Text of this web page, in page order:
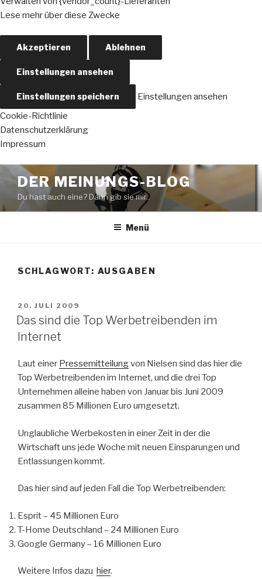
Lese mehr über diese Zwecke
Akzeptieren Ablehnen
Einstellungen ansehen
Einstellungen speichern
Einstellungen ansehen
Cookie-Richtlinie
Datenschutzerklärung
Impressum
Zum
Inhalt
springen
DER MEINUNGS-BLOG
Du hast auch eine? Dann gib sie mir..
Menü
SCHLAGWORT: AUSGABEN
VERÖFFENTLICHT
AM
20. JULI 2009
Das sind die Top Werbetreibenden im
Internet
Laut einer Pressemitteilungvon Nielsen sind das hier die
Top Werbetreibenden im Internet, und die drei Top
Unternehmen alleine haben von Januar bis Juni 2009
zusammen 85 Millionen Euro umgesetzt.
Unglaubliche Werbekosten in einer Zeit in der die
Wirtschaft uns jede Woche mit neuen Einsparungen und
Entlassungen kommt.
Das hier sind auf jeden Fall die Top Werbetreibenden:
Esprit – 45 Millionen Euro
T-Home Deutschland – 24 Millionen Euro
Google Germany – 16 Millionen Euro
Weitere Infos dazu hier.